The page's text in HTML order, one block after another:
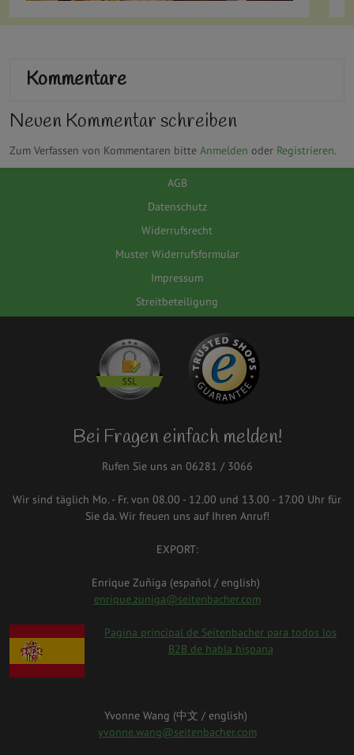
Kommentare
Neuen Kommentar schreiben
Zum Verfassen von Kommentaren bitte Anmelden oder Registrieren.
AGB
Datenschutz
Widerrufsrecht
Muster Widerrufsformular
Impressum
Streitbeteiligung
Bei Fragen einfach melden!
Rufen Sie uns an 06281 / 3066
Wir sind täglich Mo. - Fr. von 08.00 - 12.00 und 13.00 - 17.00 Uhr für
Sie da. Wir freuen uns auf Ihren Anruf!
EXPORT:
Enrique Zuñiga (español / english)
enrique.zuniga@seitenbacher.com
spanien.png
Pagina principal de Seitenbacher para todos los
B2B de habla hispana
Yvonne Wang (中⽂ / english)
yvonne.wang@seitenbacher.com